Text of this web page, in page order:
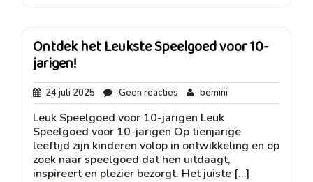
Ontdek het Leukste Speelgoed voor 10-
jarigen!
24 juli 2025 24
juli
2025
Geen reacties Geen
reacties
bemini
Leuk Speelgoed voor 10-jarigen Leuk
Speelgoed voor 10-jarigen Op tienjarige
leeftijd zijn kinderen volop in ontwikkeling en op
zoek naar speelgoed dat hen uitdaagt,
inspireert en plezier bezorgt. Het juiste […]